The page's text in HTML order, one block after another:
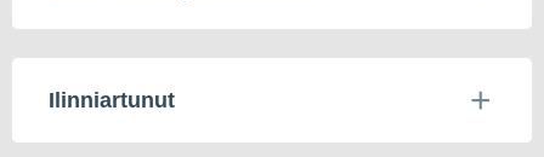
Ilinniartunut